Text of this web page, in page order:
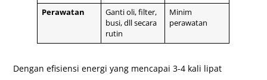
Perawatan
Ganti oli, filter,
busi, dll secara
rutin
Minim
perawatan
Dengan efisiensi energi yang mencapai 3-4 kali lipat